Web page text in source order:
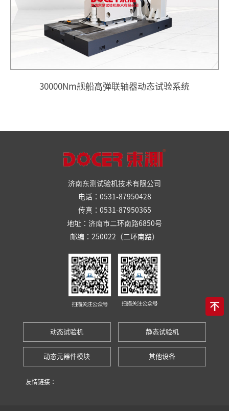
30000Nm舰船高弹联轴器动态试验系统
济南东测试验机技术有限公司
电话：0531-87950428
传真：0531-87950365
地址：济南市二环南路6850号
邮编：250022（二环南路）
动态试验机 静态试验机
动态元器件模块 其他设备
友情链接：